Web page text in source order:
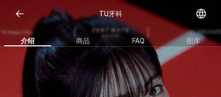
TU牙科
介绍 商品 FAQ 图库